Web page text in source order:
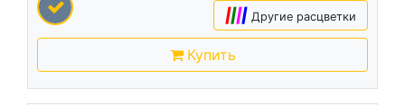
|||| Другие расцветки
Купить